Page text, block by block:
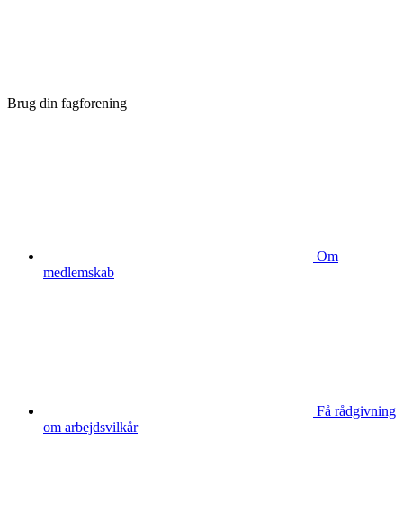
Brug din fagforening
Om
medlemskab
Få rådgivning
om arbejdsvilkår